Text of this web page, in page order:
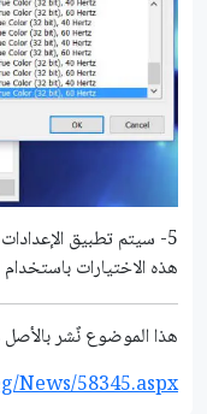
5- سيتم تطبيق
هذه الاختيارات باستخدام
هذا الموضوع نٌشر
News/58345.aspx